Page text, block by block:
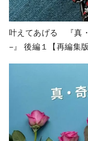
叶えてあげる 『真
−』 後編１【再編集版